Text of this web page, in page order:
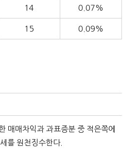
14 0.07%
15 0.09%
매매차익과 과표증분 중 적은쪽에
를 원천징수한다.